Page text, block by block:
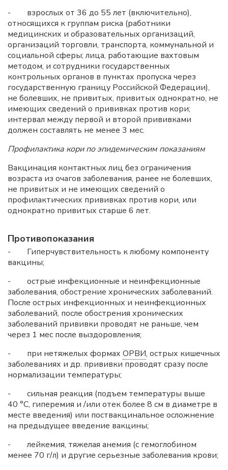
- взрослых от 36 до 55 лет (включительно),
относящихся к группам риска (работники
медицинских и образовательных организаций,
организаций торговли, транспорта, коммунальной и
социальной сферы; лица, работающие вахтовым
методом, и сотрудники государственных
контрольных органов в пунктах пропуска через
государственную границу Российской Федерации),
не болевших, не привитых, привитых однократно, не
имеющих сведений о прививках против кори;
интервал между первой и второй прививками
должен составлять не менее 3 мес.
Профилактика кори по эпидемическим показаниям
Вакцинация контактных лиц без ограничения
возраста из очагов заболевания, ранее не болевших,
не привитых и не имеющих сведений о
профилактических прививках против кори, или
однократно привитых старше 6 лет.
Противопоказания
- Гиперчувствительность к любому компоненту
вакцины;
- острые инфекционные и неинфекционные
заболевания, обострение хронических заболеваний.
После острых инфекционных и неинфекционных
заболеваний, после обострения хронических
заболеваний прививки проводят не раньше, чем
через 1 мес после выздоровления;
- при нетяжелых формах ОРВИ, острых кишечных
заболеваниях и др. прививки проводят сразу после
нормализации температуры;
- сильная реакция (подъем температуры выше
40 °C, гиперемия и /или отек более 8 см в диаметре в
месте введения) или поствакцинальное осложнение
на предыдущее введение вакцины;
- лейкемия, тяжелая анемия (с гемоглобином
менее 70 г/л) и другие серьезные заболевания крови;